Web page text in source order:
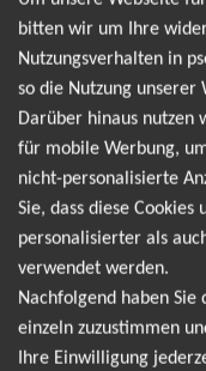
Wir informieren
es neue Termine
Newsletter
Tourdaten mehr
Ich möchte den
abonnieren und bin
Mail-Adresse zum
entsprechend der
Newsletter kann ich
bitten wir um Ihre
Nutzungsverhalten in
so die Nutzung unserer
Darüber hinaus nutzen
für mobile Werbung,
nicht-personalisierte
Sie, dass diese
personalisierter als
verwendet werden.
Nachfolgend haben
einzeln zuzustimmen
Ihre Einwilligung